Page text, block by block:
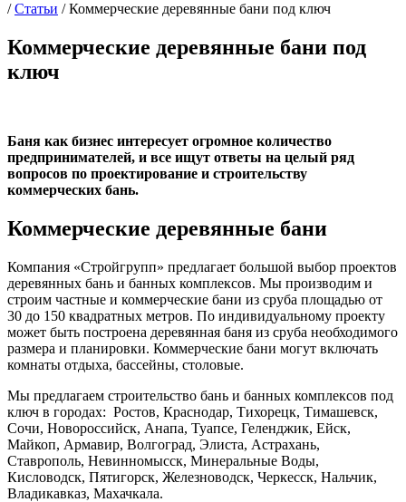
/Статьи / Коммерческие деревянные бани под ключ
Коммерческие деревянные бани под
ключ
Баня как бизнес интересует огромное количество
предпринимателей, и все ищут ответы на целый ряд
вопросов по проектирование и строительству
коммерческих бань.
Коммерческие деревянные бани
Компания «Стройгрупп» предлагает большой выбор проектов
деревянных бань и банных комплексов. Мы производим и
строим частные и коммерческие бани из сруба площадью от
30 до 150 квадратных метров. По индивидуальному проекту
может быть построена деревянная баня из сруба необходимого
размера и планировки. Коммерческие бани могут включать
комнаты отдыха, бассейны, столовые.
Мы предлагаем строительство бань и банных комплексов под
ключ в городах: Ростов, Краснодар, Тихорецк, Тимашевск,
Сочи, Новороссийск, Анапа, Туапсе, Геленджик, Ейск,
Майкоп, Армавир, Волгоград, Элиста, Астрахань,
Ставрополь, Невинномысск, Минеральные Воды,
Кисловодск, Пятигорск, Железноводск, Черкесск, Нальчик,
Владикавказ, Махачкала.